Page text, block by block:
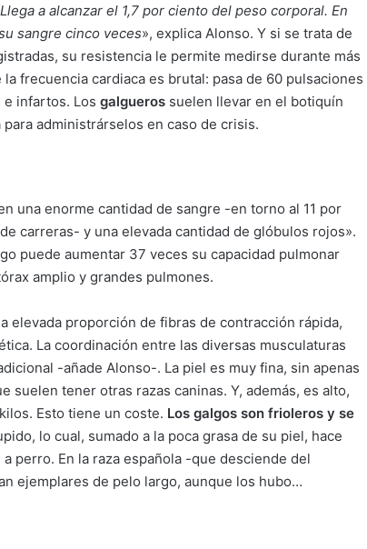
a alcanzar el 1,7 por ciento del peso corporal. En
sangre cinco veces», explica Alonso. Y si se trata de
su resistencia le permite medirse durante más
frecuencia cardiaca es brutal: pasa de 60 pulsaciones
e infartos. Los galgueros suelen llevar en el botiquín
administrárselos en caso de crisis.
una enorme cantidad de sangre -en torno al 11 por
carreras- y una elevada cantidad de glóbulos rojos».
puede aumentar 37 veces su capacidad pulmonar
amplio y grandes pulmones.
elevada proporción de fibras de contracción rápida,
La coordinación entre las diversas musculaturas
-añade Alonso-. La piel es muy fina, sin apenas
suelen tener otras razas caninas. Y, además, es alto,
Esto tiene un coste. Los galgos son frioleros y se
lo cual, sumado a la poca grasa de su piel, hace
perro. En la raza española -que desciende del
ejemplares de pelo largo, aunque los hubo…